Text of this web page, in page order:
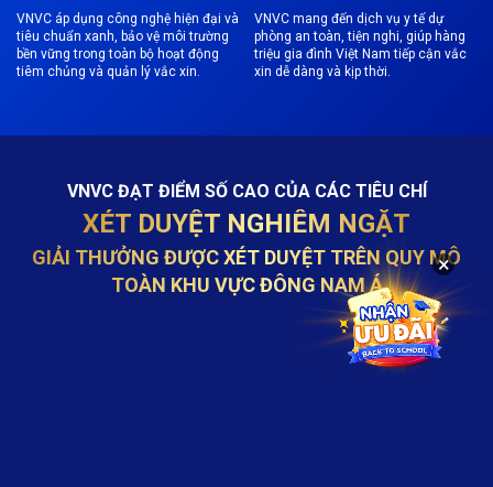
VNVC áp dụng công nghệ hiện đại và
tiêu chuẩn xanh, bảo vệ môi trường
bền vững trong toàn bộ hoạt động
tiêm chủng và quản lý vắc xin.
VNVC mang đến dịch vụ y tế dự
phòng an toàn, tiện nghi, giúp hàng
triệu gia đình Việt Nam tiếp cận vắc
xin dễ dàng và kịp thời.
VNVC ĐẠT ĐIỂM SỐ CAO CỦA CÁC TIÊU CHÍ
XÉT DUYỆT NGHIÊM NGẶT
GIẢI THƯỞNG ĐƯỢC XÉT DUYỆT TRÊN QUY MÔ
TOÀN KHU VỰC ĐÔNG NAM Á
×